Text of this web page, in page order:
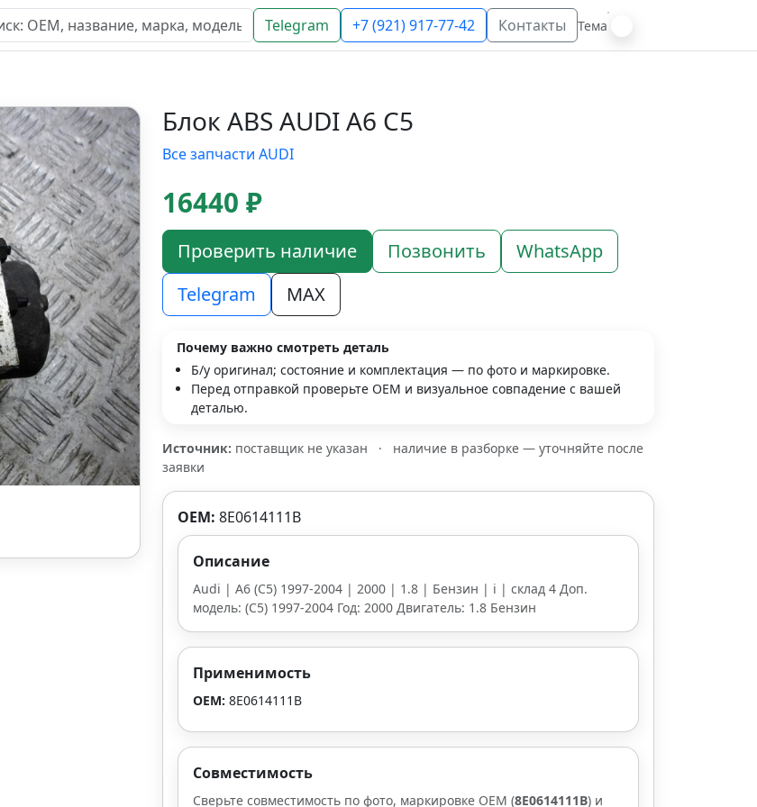
Telegram +7 (921) 917-77-42 Контакты Тема
Блок ABS AUDI A6 C5
Все запчасти AUDI
16440 ₽
Проверить наличие Позвонить
WhatsApp
Telegram
MAX
Почему важно смотреть деталь
Б/у оригинал; состояние и комплектация — по фото и маркировке.
Перед отправкой проверьте OEM и визуальное совпадение с вашей
деталью.
Источник: поставщик не указан ·
наличие в разборке — уточняйте после
заявки
OEM: 8E0614111B
Описание
Audi | A6 (C5) 1997-2004 | 2000 | 1.8 | Бензин | i | склад 4 Доп.
модель: (C5) 1997-2004 Год: 2000 Двигатель: 1.8 Бензин
Применимость
OEM: 8E0614111B
Совместимость
Сверьте совместимость по фото, маркировке OEM (8E0614111B) и